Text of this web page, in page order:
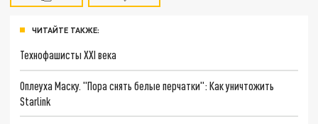
ЧИТАЙТЕ ТАКЖЕ:
Технофашисты XXI века
Оплеуха Маску. "Пора снять белые перчатки": Как уничтожить
Starlink